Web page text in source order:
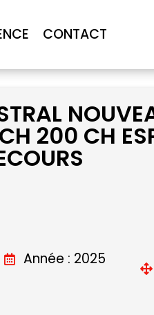
CONTACT
200 CH
Année : 2025